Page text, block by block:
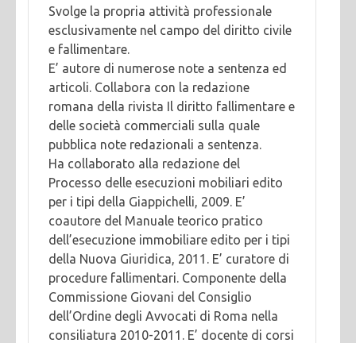
Svolge la propria attività professionale
esclusivamente nel campo del diritto civile
e fallimentare.
E’ autore di numerose note a sentenza ed
articoli. Collabora con la redazione
romana della rivista Il diritto fallimentare e
delle società commerciali sulla quale
pubblica note redazionali a sentenza.
Ha collaborato alla redazione del
Processo delle esecuzioni mobiliari edito
per i tipi della Giappichelli, 2009. E’
coautore del Manuale teorico pratico
dell’esecuzione immobiliare edito per i tipi
della Nuova Giuridica, 2011. E’ curatore di
procedure fallimentari. Componente della
Commissione Giovani del Consiglio
dell’Ordine degli Avvocati di Roma nella
consiliatura 2010-2011. E’ docente di corsi